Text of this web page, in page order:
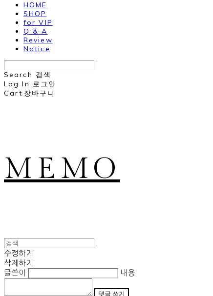
HOME
SHOP
for VIP
Q & A
Review
Notice
Search 검색
Log In 로그인
Cart 장바구니
MEMO
수정하기
삭제하기
글쓴이
내용
댓글 쓰기